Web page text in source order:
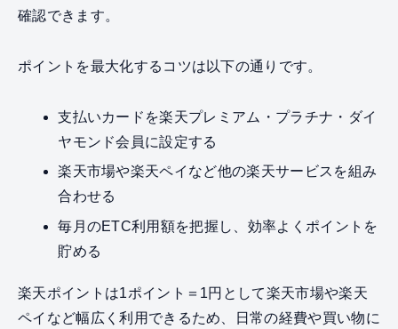
確認できます。
ポイントを最大化するコツは以下の通りです。
支払いカードを楽天プレミアム・プラチナ・ダイ
ヤモンド会員に設定する
楽天市場や楽天ペイなど他の楽天サービスを組み
合わせる
毎月のETC利用額を把握し、効率よくポイントを
貯める
楽天ポイントは1ポイント＝1円として楽天市場や楽天
ペイなど幅広く利用できるため、日常の経費や買い物に